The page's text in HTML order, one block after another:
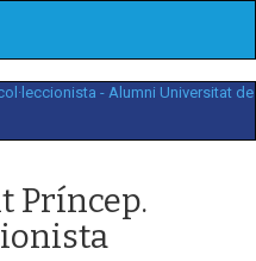
Príncep.